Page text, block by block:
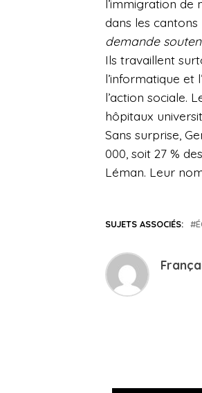
l’immigration de
dans les cantons
demande
Ils travaillent
l’informatique
l’action sociale.
hôpitaux
Sans surprise,
000, soit 27 %
Léman. Leur
SUJETS ASSOCIÉS: